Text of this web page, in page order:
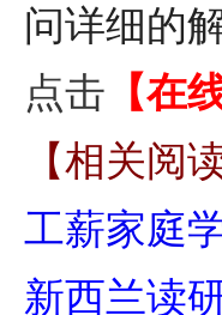
问详细的
点击 【在
【相关阅读
工薪家庭
新西兰读